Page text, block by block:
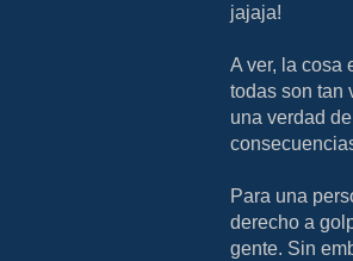
jajaja!
A ver, la cosa
todas son tan
una verdad
Para una
derecho a
gente. Sin